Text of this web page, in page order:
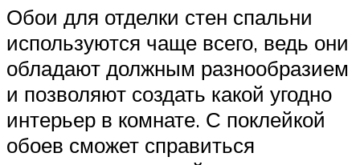
Обои для отделки стен спальни
используются чаще всего, ведь они
обладают должным разнообразием
и позволяют создать какой угодно
интерьер в комнате. С поклейкой
обоев сможет справиться